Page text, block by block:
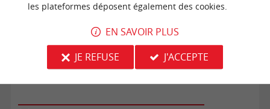
les plateformes déposent également des cookies.
EN SAVOIR PLUS
JE REFUSE
J'ACCEPTE